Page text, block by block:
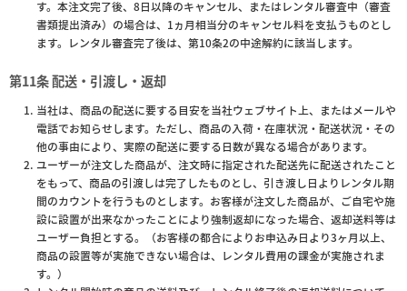
す。本注文完了後、8日以降のキャンセル、またはレンタル審査中（審査
書類提出済み）の場合は、1ヵ月相当分のキャンセル料を支払うものとし
ます。レンタル審査完了後は、第10条2の中途解約に該当します。
第11条 配送・引渡し・返却
当社は、商品の配送に要する目安を当社ウェブサイト上、またはメールや
電話でお知らせします。ただし、商品の入荷・在庫状況・配送状況・その
他の事由により、実際の配送に要する日数が異なる場合があります。
ユーザーが注文した商品が、注文時に指定された配送先に配送されたこと
をもって、商品の引渡しは完了したものとし、引き渡し日よりレンタル期
間のカウントを行うものとします。お客様が注文した商品が、ご自宅や施
設に設置が出来なかったことにより強制返却になった場合、返却送料等は
ユーザー負担とする。（お客様の都合によりお申込み日より3ヶ月以上、
商品の設置等が実施できない場合は、レンタル費用の課金が実施されま
す。）